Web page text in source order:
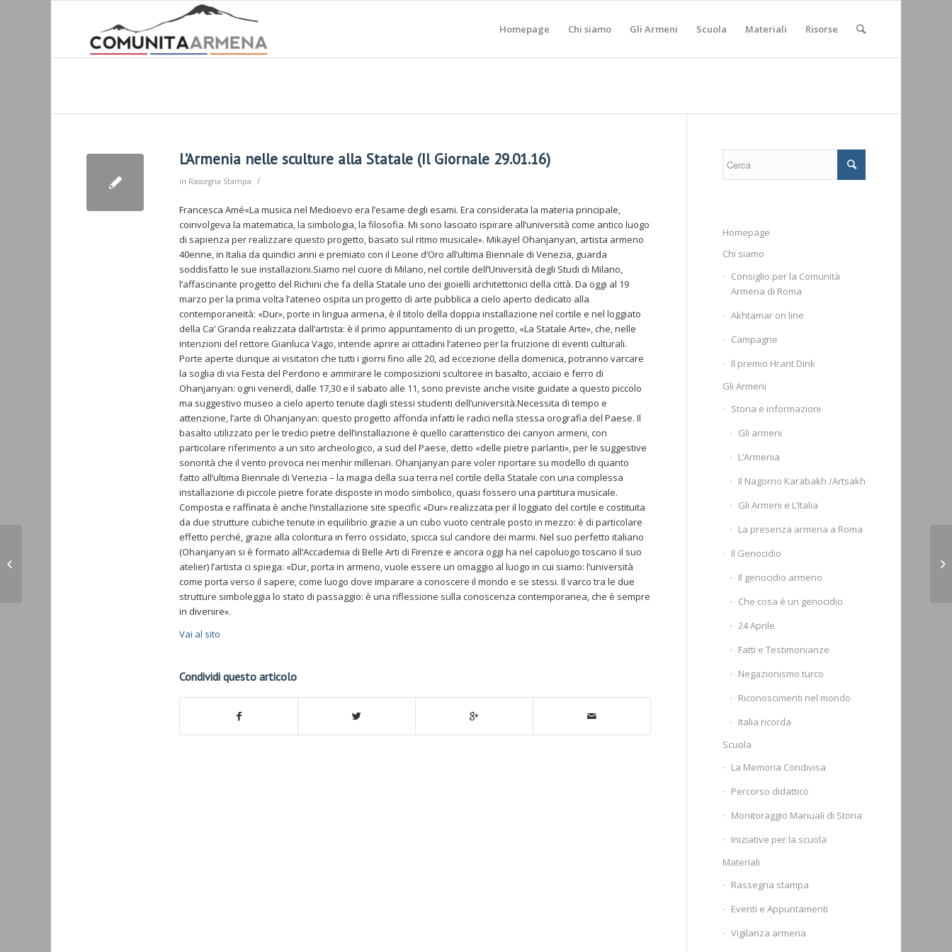
Homepage Chi siamo Gli Armeni Scuola Materiali Risorse
L’Armenia nelle sculture alla Statale (Il Giornale 29.01.16)
in Rassegna Stampa /
Francesca Amé«La musica nel Medioevo era l’esame degli esami. Era considerata la materia principale,
coinvolgeva la matematica, la simbologia, la filosofia. Mi sono lasciato ispirare all’università come antico luogo
di sapienza per realizzare questo progetto, basato sul ritmo musicale». Mikayel Ohanjanyan, artista armeno
40enne, in Italia da quindici anni e premiato con il Leone d’Oro all’ultima Biennale di Venezia, guarda
soddisfatto le sue installazioni.Siamo nel cuore di Milano, nel cortile dell’Università degli Studi di Milano,
l’affascinante progetto del Richini che fa della Statale uno dei gioielli architettonici della città. Da oggi al 19
marzo per la prima volta l’ateneo ospita un progetto di arte pubblica a cielo aperto dedicato alla
contemporaneità: «Dur», porte in lingua armena, è il titolo della doppia installazione nel cortile e nel loggiato
della Ca’ Granda realizzata dall’artista: è il primo appuntamento di un progetto, «La Statale Arte», che, nelle
intenzioni del rettore Gianluca Vago, intende aprire ai cittadini l’ateneo per la fruizione di eventi culturali.
Porte aperte dunque ai visitatori che tutti i giorni fino alle 20, ad eccezione della domenica, potranno varcare
la soglia di via Festa del Perdono e ammirare le composizioni scultoree in basalto, acciaio e ferro di
Ohanjanyan: ogni venerdì, dalle 17,30 e il sabato alle 11, sono previste anche visite guidate a questo piccolo
ma suggestivo museo a cielo aperto tenute dagli stessi studenti dell’università.Necessita di tempo e
attenzione, l’arte di Ohanjanyan: questo progetto affonda infatti le radici nella stessa orografia del Paese. Il
basalto utilizzato per le tredici pietre dell’installazione è quello caratteristico dei canyon armeni, con
particolare riferimento a un sito archeologico, a sud del Paese, detto «delle pietre parlanti», per le suggestive
sonorità che il vento provoca nei menhir millenari. Ohanjanyan pare voler riportare su modello di quanto
fatto all’ultima Biennale di Venezia – la magia della sua terra nel cortile della Statale con una complessa
installazione di piccole pietre forate disposte in modo simbolico, quasi fossero una partitura musicale.
Composta e raffinata è anche l’installazione site specific «Dur» realizzata per il loggiato del cortile e costituita
da due strutture cubiche tenute in equilibrio grazie a un cubo vuoto centrale posto in mezzo: è di particolare
effetto perché, grazie alla coloritura in ferro ossidato, spicca sul candore dei marmi. Nel suo perfetto italiano
(Ohanjanyan si è formato all’Accademia di Belle Arti di Firenze e ancora oggi ha nel capoluogo toscano il suo
atelier) l’artista ci spiega: «Dur, porta in armeno, vuole essere un omaggio al luogo in cui siamo: l’università
come porta verso il sapere, come luogo dove imparare a conoscere il mondo e se stessi. Il varco tra le due
strutture simboleggia lo stato di passaggio: è una riflessione sulla conoscenza contemporanea, che è sempre
in divenire».
Vai al sito
Condividi questo articolo
Homepage
Chi siamo
Consiglio per la Comunità
Armena di Roma
Akhtamar on line
Campagne
Il premio Hrant Dink
Gli Armeni
Storia e informazioni
Gli armeni
L’Armenia
Il Nagorno Karabakh /Artsakh
Gli Armeni e L’Italia
La presenza armena a Roma
Il Genocidio
Il genocidio armeno
Che cosa è un genocidio
24 Aprile
Fatti e Testimonianze
Negazionismo turco
Riconoscimenti nel mondo
Italia ricorda
Scuola
La Memoria Condivisa
Percorso didattico
Monitoraggio Manuali di Storia
Iniziative per la scuola
Materiali
Rassegna stampa
Eventi e Appuntamenti
Vigilanza armena